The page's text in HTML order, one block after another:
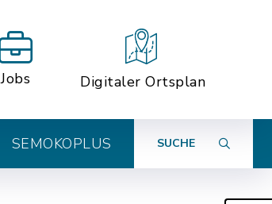
Jobs Digitaler Ortsplan
SEMOKOPLUS SUCHE